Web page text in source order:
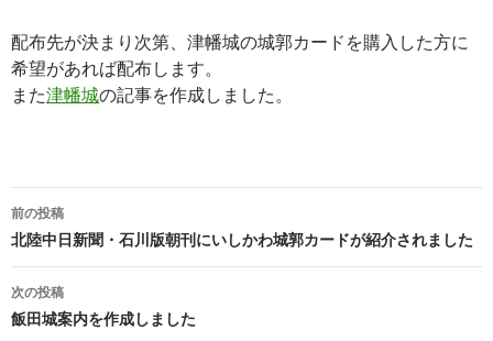
配布先が決まり次第、津幡城の城郭カードを購入した方に
希望があれば配布します。
また津幡城の記事を作成しました。
投
稿
ナ
ビ
前の投稿
北陸中日新聞・石川版朝刊にいしかわ城郭カードが紹介されました
次の投稿
飯田城案内を作成しました